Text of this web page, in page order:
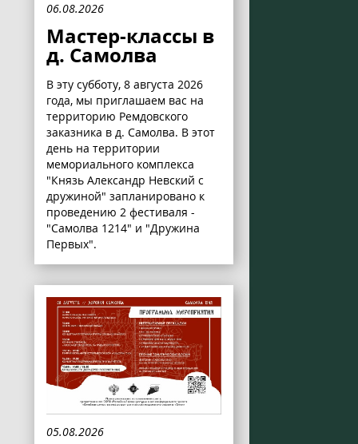
06.08.2026
Мастер-классы в
д. Самолва
В эту субботу, 8 августа 2026
года, мы приглашаем вас на
территорию Ремдовского
заказника в д. Самолва. В этот
день на территории
мемориального комплекса
"Князь Александр Невский с
дружиной" запланировано к
проведению 2 фестиваля -
"Самолва 1214" и "Дружина
Первых".
05.08.2026